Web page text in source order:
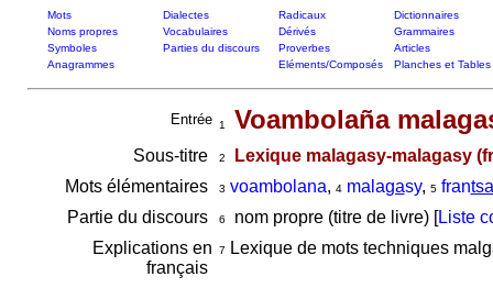
Mots Dialectes Radicaux
Dictionnaires
Noms propres
Vocabulaires Dérivés
Grammaires
Symboles
Parties du discours Proverbes
Articles
Anagrammes
Eléments/Composés Planches et Tables
Entrée 1 Voambolaña
Sous-titre 2
Lexique malagasy-malagasy
Mots élémentaires
3 voambolana, 4 malagasy, 5 frantsa
Partie du discours
6 nom propre (titre de livre) [Liste
Explications en
français
7 Lexique de mots techniques